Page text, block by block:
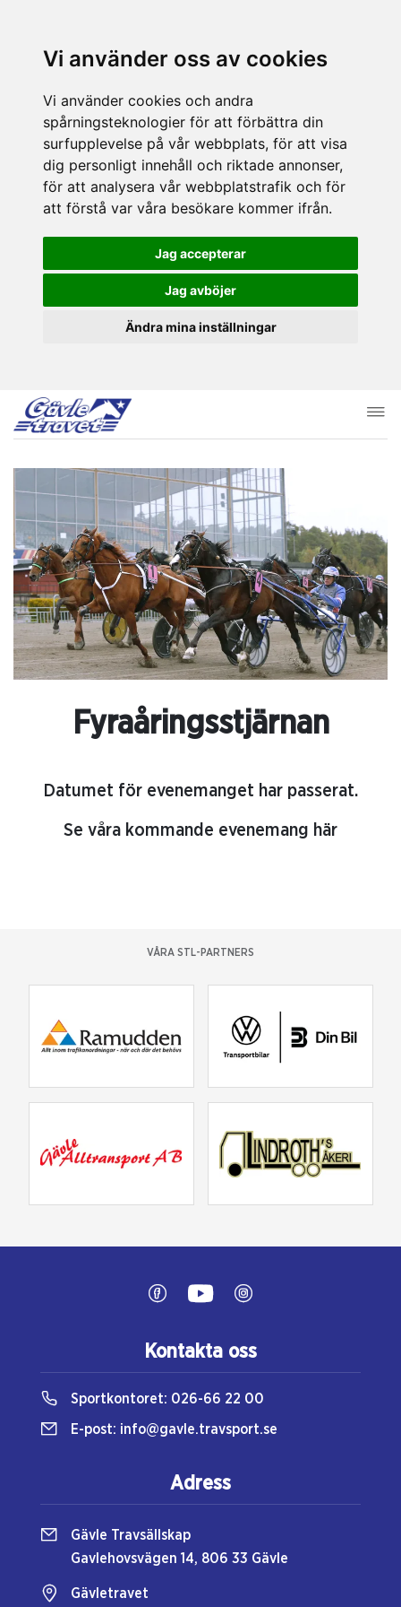
Vi använder oss av cookies
Vi använder cookies och andra
spårningsteknologier för att förbättra din
surfupplevelse på vår webbplats, för att visa
dig personligt innehåll och riktade annonser,
för att analysera vår webbplatstrafik och för
att förstå var våra besökare kommer ifrån.
Jag accepterar
Jag avböjer
Ändra mina inställningar
Fyraåringsstjärnan
Datumet för evenemanget har passerat.
Se våra kommande evenemang här
VÅRA STL-PARTNERS
Kontakta oss
Sportkontoret: 026-66 22 00
E-post: info@gavle.travsport.se
Adress
Gävle Travsällskap
Gavlehovsvägen 14, 806 33 Gävle
Gävletravet